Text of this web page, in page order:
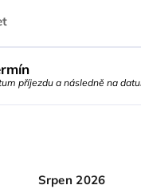
příjezdu a následně na
Srpen 2026